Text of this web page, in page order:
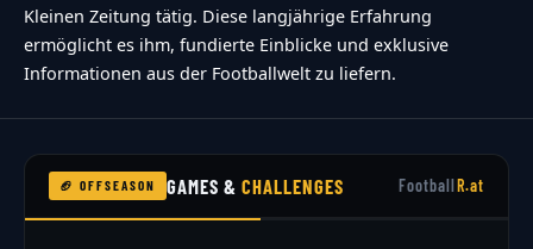
Kleinen Zeitung tätig. Diese langjährige Erfahrung
ermöglicht es ihm, fundierte Einblicke und exklusive
Informationen aus der Footballwelt zu liefern.
🏈 OFFSEASON GAMES &CHALLENGES FootballR.at